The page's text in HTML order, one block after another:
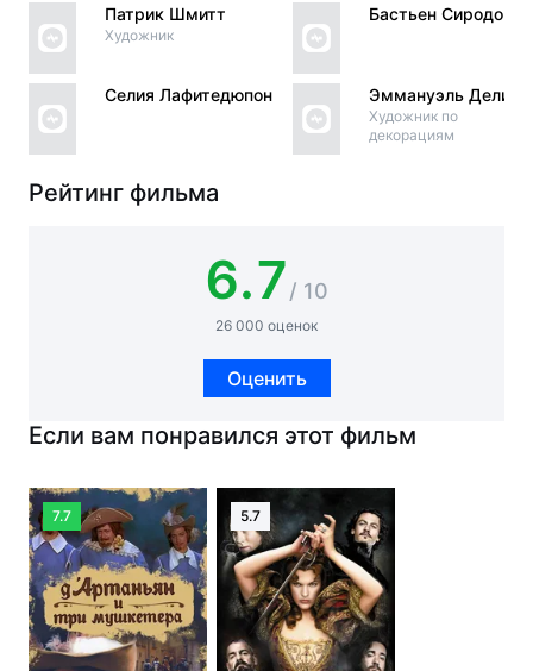
Патрик Шмитт
Художник
Селия Лафитедюпон
Бастьен Сиродо
Эммануэль Делис
Художник по
декорациям
Рейтинг фильма
6.7/ 10
26 000 оценок
Оценить
Если вам понравился этот фильм
7.7 5.7